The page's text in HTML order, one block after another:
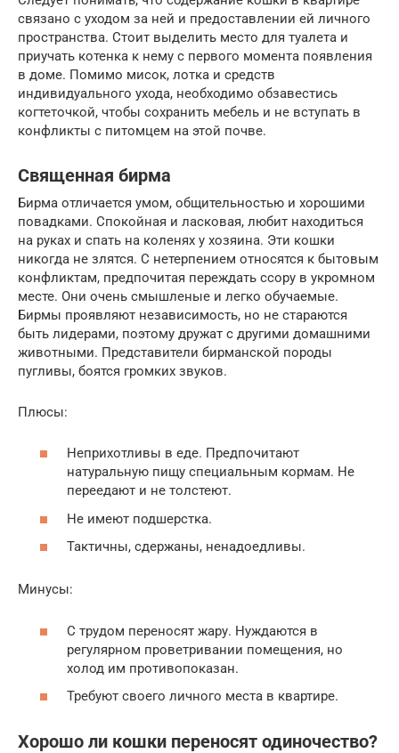
связано с уходом за ней и предоставлении ей личного
пространства. Стоит выделить место для туалета и
приучать котенка к нему с первого момента появления
в доме. Помимо мисок, лотка и средств
индивидуального ухода, необходимо обзавестись
когтеточкой, чтобы сохранить мебель и не вступать в
конфликты с питомцем на этой почве.
Священная бирма
Бирма отличается умом, общительностью и хорошими
повадками. Спокойная и ласковая, любит находиться
на руках и спать на коленях у хозяина. Эти кошки
никогда не злятся. С нетерпением относятся к бытовым
конфликтам, предпочитая переждать ссору в укромном
месте. Они очень смышленые и легко обучаемые.
Бирмы проявляют независимость, но не стараются
быть лидерами, поэтому дружат с другими домашними
животными. Представители бирманской породы
пугливы, боятся громких звуков.
Плюсы:
Неприхотливы в еде. Предпочитают
натуральную пищу специальным кормам. Не
переедают и не толстеют.
Не имеют подшерстка.
Тактичны, сдержаны, ненадоедливы.
Минусы:
С трудом переносят жару. Нуждаются в
регулярном проветривании помещения, но
холод им противопоказан.
Требуют своего личного места в квартире.
Хорошо ли кошки переносят одиночество?